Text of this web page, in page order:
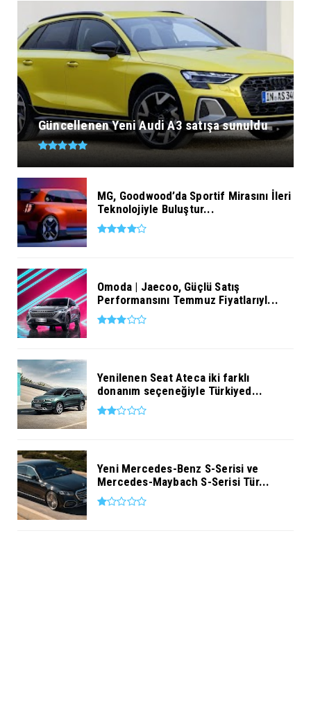
Güncellenen Yeni Audi A3 satışa sunuldu
MG, Goodwood’da Sportif Mirasını İleri
Teknolojiyle Buluştur...
Omoda | Jaecoo, Güçlü Satış
Performansını Temmuz Fiyatlarıyl...
Yenilenen Seat Ateca iki farklı
donanım seçeneğiyle Türkiyed...
Yeni Mercedes-Benz S-Serisi ve
Mercedes-Maybach S-Serisi Tür...